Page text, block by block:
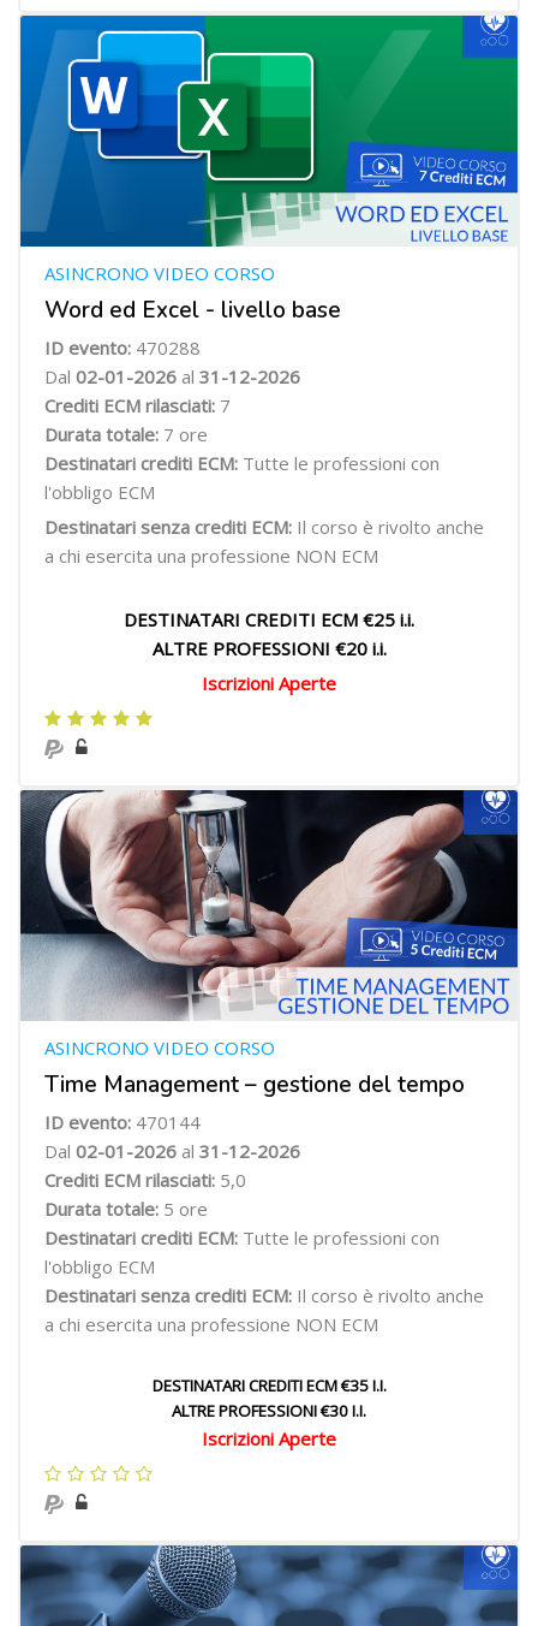
Word ed Excel - livello base
ASINCRONO VIDEO CORSO
ID evento: 470288
Dal 02-01-2026 al 31-12-2026
Crediti ECM rilasciati: 7
Durata totale: 7 ore
Destinatari crediti ECM: Tutte le professioni con
l'obbligo ECM
Destinatari senza crediti ECM: Il corso è rivolto anche
a chi esercita una professione NON ECM
DESTINATARI CREDITI ECM €25 i.i.
ALTRE PROFESSIONI €20 i.i.
Iscrizioni Aperte
Time Management – gestione del tempo
ASINCRONO VIDEO CORSO
ID evento: 470144
Dal 02-01-2026 al 31-12-2026
Crediti ECM rilasciati: 5,0
Durata totale: 5 ore
Destinatari crediti ECM: Tutte le professioni con
l'obbligo ECM
Destinatari senza crediti ECM: Il corso è rivolto anche
a chi esercita una professione NON ECM
DESTINATARI CREDITI ECM €35 I.I.
ALTRE PROFESSIONI €30 I.I.
Iscrizioni Aperte